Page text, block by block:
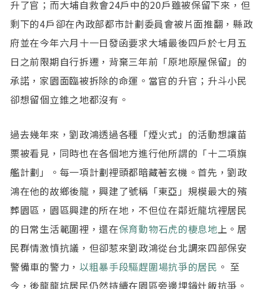
升了官；而大埔自救會24戶中的20戶雖被保留下來，但
剩下的4戶卻在內政部都市計劃委員會被片面推翻，縣政
府並在今年六月十一日發函要求大埔最後四戶於七月五
日之前限期自行拆遷，背棄三年前「原地原屋保留」的
承諾，家園面臨被拆除的命運。當官的升官；升斗小民
卻想留個立錐之地都沒有。
過去幾年來，劉政鴻透過各種「煙火式」的活動想讓苗
栗被看見，同時也在各個地方進行他所謂的「十二項旗
艦計劃」。每一項計劃裡頭都暗藏著玄機。首先，劉政
鴻在他的故鄉後龍，興建了號稱「東亞」規模最大的殯
葬園區，園區興建的所在地，不但位在鄰近龍坑裡居民
的日常生活範圍裡，還在保育動物石虎的棲息地上。居
民群情激憤抗議，但卻惹來劉政鴻從台北調來四部保安
警備車的警力， 以粗暴手段驅趕圍場抗爭的居民 。 至
今，後龍龍坑居民仍然持續在園區旁邊埋鍋灶飯抗爭。